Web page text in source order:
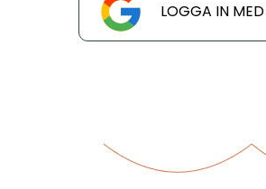
LOGGA IN